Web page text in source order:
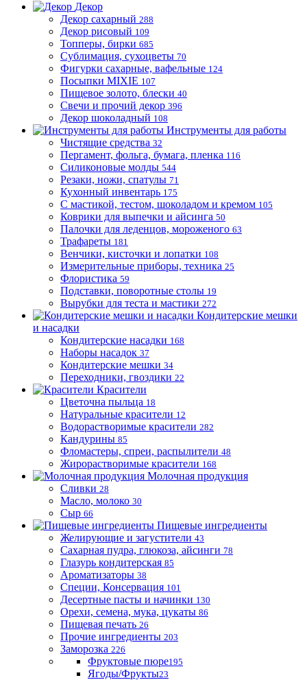
Декор
Декор сахарный 288
Декор рисовый 109
Топперы, бирки 685
Сублимация, сухоцветы 70
Фигурки сахарные, вафельные 124
Посыпки MIXIE 107
Пищевое золото, блески 40
Свечи и прочий декор 396
Декор шоколадный 108
Инструменты для работы
Чистящие средства 32
Пергамент, фольга, бумага, пленка 116
Силиконовые молды 544
Резаки, ножи, спатулы 71
Кухонный инвентарь 175
С мастикой, тестом, шоколадом и кремом 105
Коврики для выпечки и айсинга 50
Палочки для леденцов, мороженого 63
Трафареты 181
Венчики, кисточки и лопатки 108
Измерительные приборы, техника 25
Флористика 59
Подставки, поворотные столы 19
Вырубки для теста и мастики 272
Кондитерские мешки
и насадки
Кондитерские насадки 168
Наборы насадок 37
Кондитерские мешки 34
Переходники, гвоздики 22
Красители
Цветочна пыльца 18
Натуральные красители 12
Водорастворимые красители 282
Кандурины 85
Фломастеры, спреи, распылители 48
Жирорастворимые красители 168
Молочная продукция
Сливки 28
Масло, молоко 30
Сыр 66
Пищевые ингредиенты
Желирующие и загустители 43
Сахарная пудра, глюкоза, айсинги 78
Глазурь кондитерская 85
Ароматизаторы 38
Специи, Консервация 101
Десертные пасты и начинки 130
Орехи, семена, мука, цукаты 86
Пищевая печать 26
Прочие ингредиенты 203
Заморозка 226
Фруктовые пюре195
Ягоды/Фрукты23